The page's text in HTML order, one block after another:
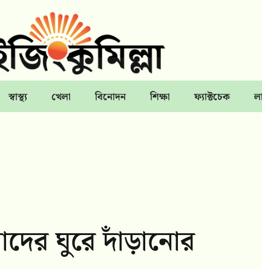
স্বাস্থ্য খেলা বিনোদন শিক্ষা ফ্যাক্টচেক
ঘুরে দাঁড়ানোর